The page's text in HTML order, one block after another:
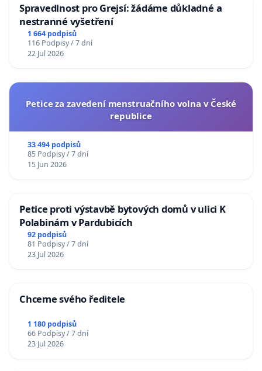
Spravedlnost pro Grejsí: žádáme důkladné a
nestranné vyšetření
1 664 podpisů
116 Podpisy / 7 dní
22 Jul 2026
Petice za zavedení menstruačního volna v České
republice
33 494 podpisů
85 Podpisy / 7 dní
15 Jun 2026
Petice proti výstavbě bytových domů v ulici K
Polabinám v Pardubicích
92 podpisů
81 Podpisy / 7 dní
23 Jul 2026
Chceme svého ředitele
1 180 podpisů
66 Podpisy / 7 dní
23 Jul 2026